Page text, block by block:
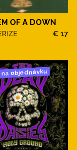
OF A DOWN
€ 17
na objednávku